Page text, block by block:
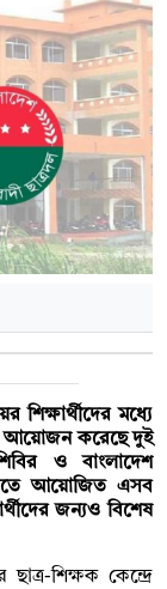
শিক্ষার্থীদের মধ্যে
আয়োজন করেছে দুই
ও বাংলাদেশ
আয়োজিত এসব
জন্যও বিশেষ
শিক্ষক কেন্দ্রে